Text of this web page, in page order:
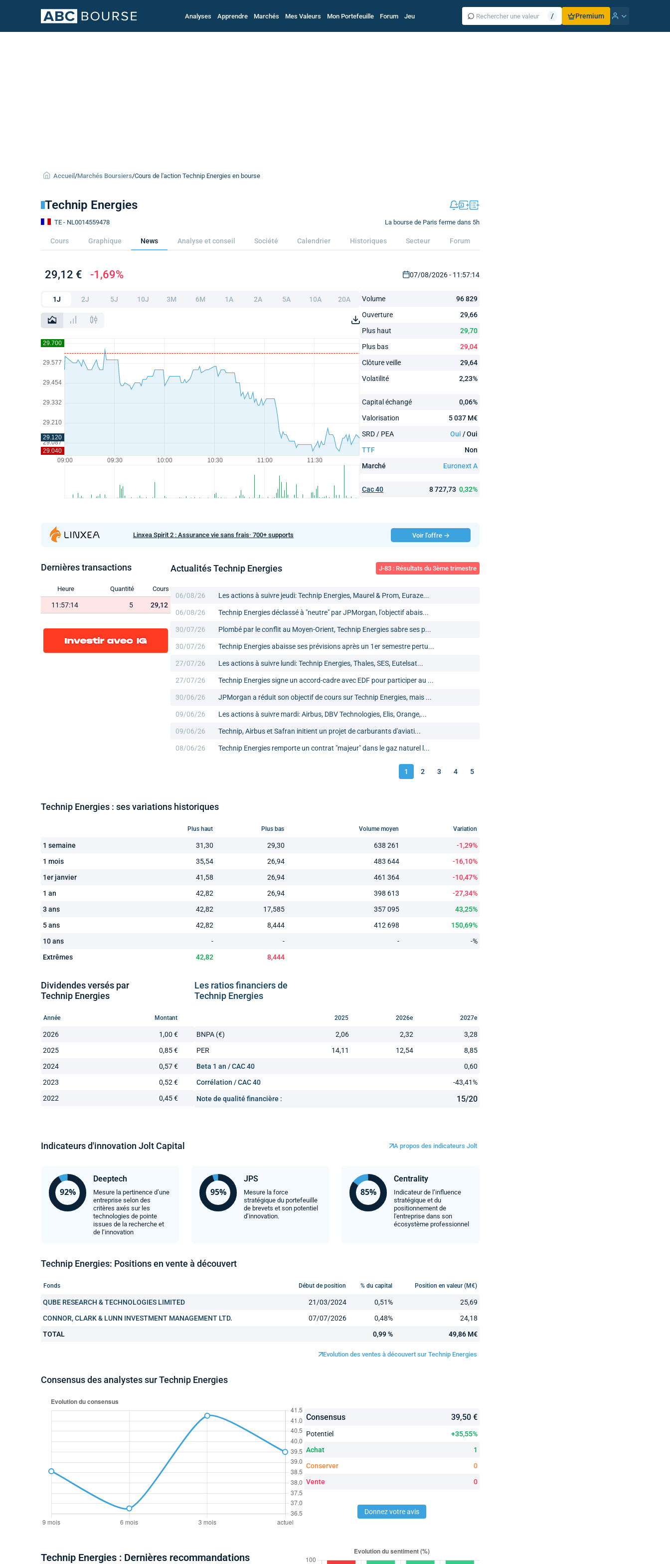
Analyses Apprendre Marchés Mes Valeurs Mon Portefeuille Forum Jeu ⌕ / Premium
Accueil /Marchés Boursiers/Cours de l'action Technip Energies en bourse
Technip Energies
La bourse de Paris ferme dans 5h
TE - NL0014559478
Cours Graphique News Analyse et conseil Société Calendrier Historiques Secteur Forum
29,12 € -1,69% 07/08/2026 - 11:57:14
1J 2J 5J 10J 3M 6M 1A 2A 5A 10A 20A Volume
96 829
Ouverture
29,66
Plus haut
29,70
Plus bas
29,04
Clôture veille
29,64
Volatilité
2,23%
Capital échangé
0,06%
Valorisation
5 037 M€
SRD / PEA
Oui / Oui
TTF
Non
Marché
Euronext A
Cac 40 8 727,73 0,32%
Linxea Spirit 2 : Assurance vie sans frais· 700+ supports Voir l'offre →
Dernières transactions
Heure Quantité Cours
11:57:14 5 29,12
Actualités Technip Energies J-83 : Résultats du 3ème trimestre
06/08/26 Les actions à suivre jeudi: Technip Energies, Maurel & Prom, Euraze...
06/08/26 Technip Energies déclassé à "neutre" par JPMorgan, l'objectif abais...
30/07/26 Plombé par le conflit au Moyen-Orient, Technip Energies sabre ses p...
30/07/26 Technip Energies abaisse ses prévisions après un 1er semestre pertu...
27/07/26 Les actions à suivre lundi: Technip Energies, Thales, SES, Eutelsat...
27/07/26 Technip Energies signe un accord-cadre avec EDF pour participer au ...
30/06/26 JPMorgan a réduit son objectif de cours sur Technip Energies, mais ...
09/06/26 Les actions à suivre mardi: Airbus, DBV Technologies, Elis, Orange,...
09/06/26 Technip, Airbus et Safran initient un projet de carburants d'aviati...
08/06/26 Technip Energies remporte un contrat "majeur" dans le gaz naturel l...
1 2 3 4 5
Technip Energies : ses variations historiques
Plus haut Plus bas Volume moyen Variation
1 semaine 31,30 29,30 638 261
-1,29%
1 mois
35,54 26,94 483 644
-16,10%
1er janvier
41,58 26,94 461 364
-10,47%
1 an
42,82 26,94 398 613
-27,34%
3 ans
42,82 17,585 357 095
43,25%
5 ans
42,82 8,444 412 698
150,69%
10 ans
- - -
-%
Extrêmes
42,82 8,444
Dividendes versés par
Technip Energies
Année Montant
2026
1,00 €
2025
0,85 €
2024
0,57 €
2023
0,52 €
2022
0,45 €
Les ratios financiers de
Technip Energies
2025 2026e 2027e
BNPA (€) 2,06 2,32
3,28
PER
14,11 12,54
8,85
Beta 1 an / CAC 40
0,60
Corrélation / CAC 40
-43,41%
Note de qualité financière : 15/20
Indicateurs d'innovation Jolt Capital A propos des indicateurs Jolt
Deeptech
Mesure la pertinence d’une
entreprise selon des
critères axés sur les
technologies de pointe
issues de la recherche et
de l’innovation
JPS
Mesure la force
stratégique du portefeuille
de brevets et son potentiel
d’innovation.
Centrality
Indicateur de l’influence
stratégique et du
positionnement de
l'entreprise dans son
écosystème professionnel
Technip Energies: Positions en vente à découvert
Fonds Début de position % du capital Position en valeur (M€)
QUBE RESEARCH & TECHNOLOGIES LIMITED 21/03/2024 0,51%
25,69
CONNOR, CLARK & LUNN INVESTMENT MANAGEMENT LTD.
07/07/2026 0,48%
24,18
TOTAL
0,99 % 49,86 M€
Evolution des ventes à découvert sur Technip Energies
Consensus des analystes sur Technip Energies
Consensus 39,50 €
Potentiel
+35,55%
Achat
1
Conserver
0
Vente
0
Donnez votre avis
Technip Energies : Dernières recommandations